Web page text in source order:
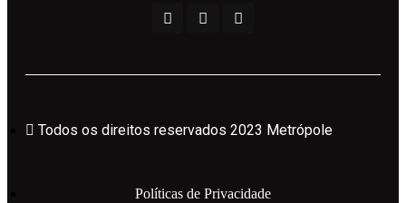
Todos os direitos reservados 2023 Metrópole
Políticas de Privacidade